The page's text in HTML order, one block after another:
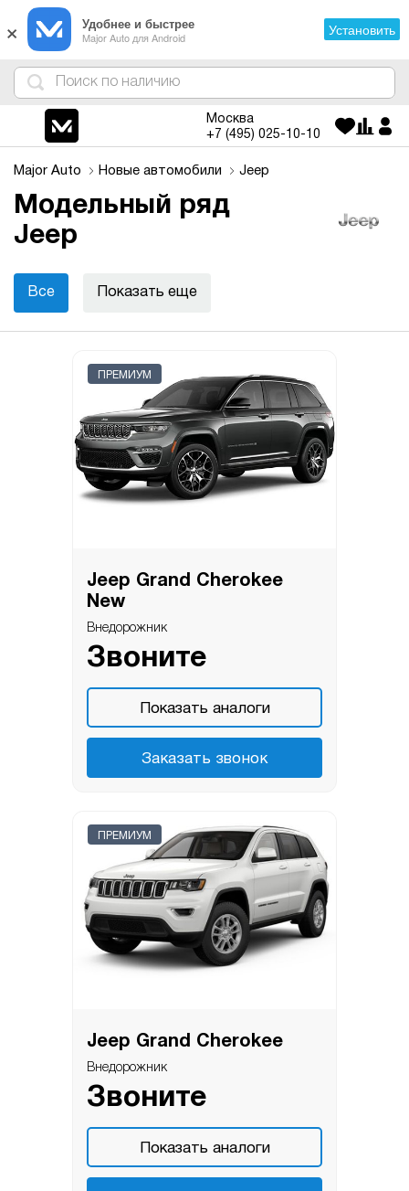
4
1
3
2
Москва
+7 (495) 025-10-10
Major Auto Новые автомобили Jeep
Модельный ряд
Jeep
Все Показать еще
ПРЕМИУМ
Jeep Grand Cherokee
New
Внедорожник
Звоните
Показать аналоги
Заказать звонок
ПРЕМИУМ
Jeep Grand Cherokee
Внедорожник
Звоните
Показать аналоги
× Удобнее и быстрее
Major Auto для Android Установить